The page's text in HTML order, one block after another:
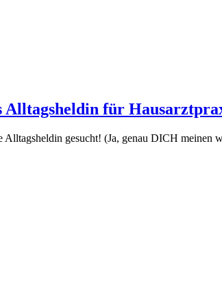
für
gesucht! (Ja, genau DICH meinen